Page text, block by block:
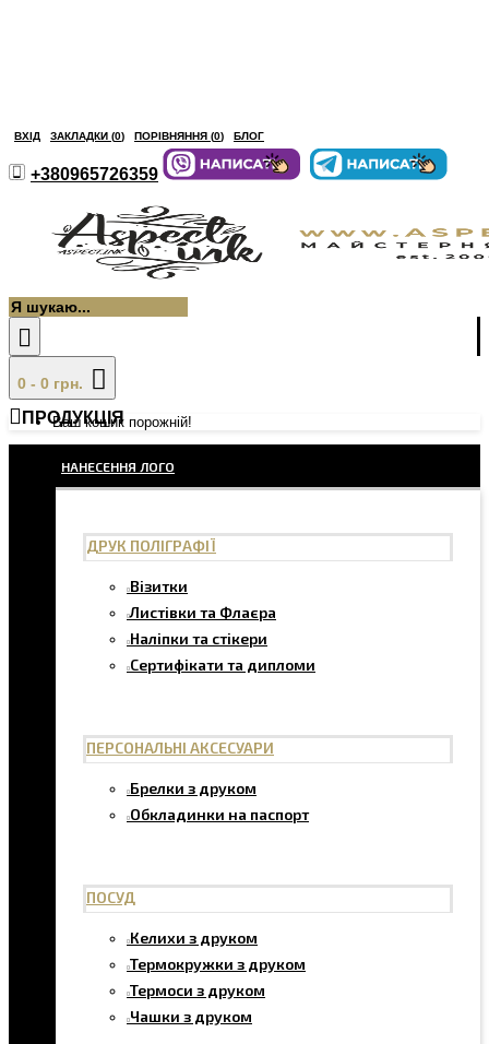
ВХІД ЗАКЛАДКИ (0) ПОРІВНЯННЯ (0) БЛОГ
+380965726359
0 - 0 грн.
Ваш кошик порожній!
ПРОДУКЦІЯ
НАНЕСЕННЯ ЛОГО
ДРУК ПОЛІГРАФІЇ
Візитки
Листівки та Флаєра
Наліпки та стікери
Сертифікати та дипломи
ПЕРСОНАЛЬНІ АКСЕСУАРИ
Брелки з друком
Обкладинки на паспорт
ПОСУД
Келихи з друком
Термокружки з друком
Термоси з друком
Чашки з друком